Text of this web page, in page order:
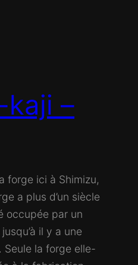
kaji –
forge ici à Shimizu,
a plus d’un siècle
occupée par un
il y a une
Seule la forge elle-